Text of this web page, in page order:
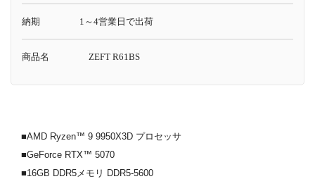
納期 1～4営業日で出荷
商品名 ZEFT R61BS
■AMD Ryzen™ 9 9950X3D プロセッサ
■GeForce RTX™ 5070
■16GB DDR5メモリ DDR5-5600